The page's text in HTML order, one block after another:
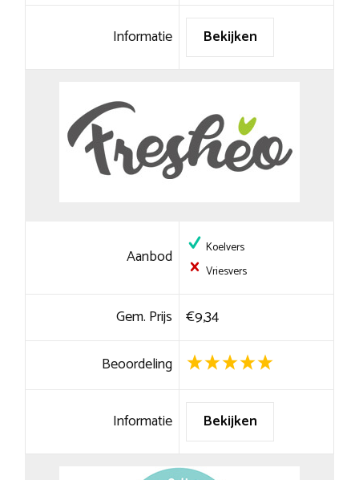
Informatie Bekijken
Aanbod
Koelvers
Vriesvers
Gem. Prijs €9,34
Beoordeling
Informatie Bekijken